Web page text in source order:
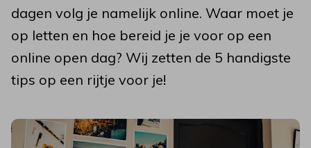
dagen volg je namelijk online. Waar moet je
op letten en hoe bereid je je voor op een
online open dag? Wij zetten de 5 handigste
tips op een rijtje voor je!